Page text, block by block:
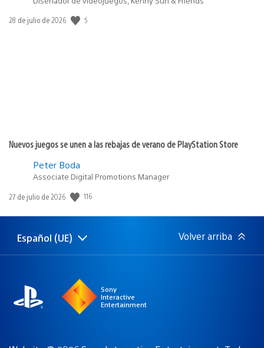
Fecha
28 de julio de 2026 5
Nuevos juegos se unen a las rebajas de verano de PlayStation Store
Peter Boda
Associate Digital Promotions Manager
Fecha
publicación:
27 de julio de 2026 116
Selecciona
una
Región
actual:
Español (UE) Volver arriba
Sony
Interactive
Entertainment